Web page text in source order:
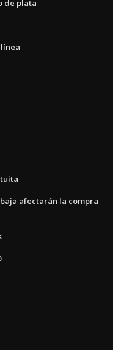
de plata
afectarán la compra